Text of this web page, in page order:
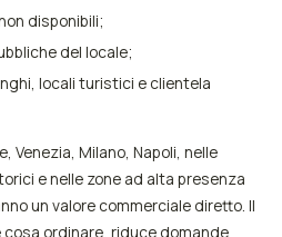
disponibili;
del locale;
locali turistici e clientela
Venezia, Milano, Napoli, nelle
e nelle zone ad alta presenza
un valore commerciale diretto. Il
ordinare, riduce domande